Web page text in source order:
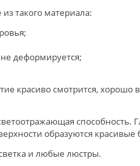
такого материала:
деформируется;
красиво смотрится, хорошо
способность.
образуются красивые
и любые люстры.